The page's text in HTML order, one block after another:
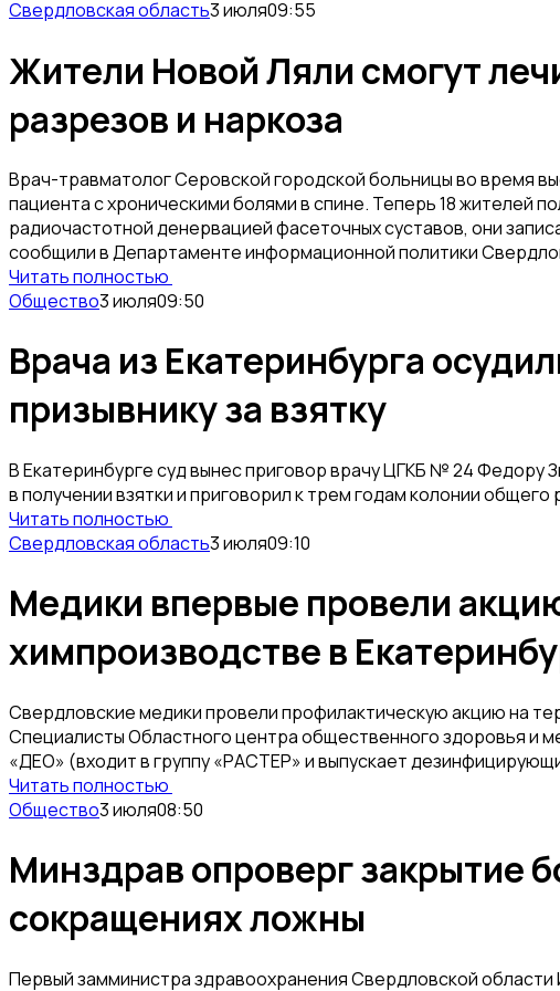
Свердловская область3 июля09:55
Жители Новой Ляли смогут
разрезов и наркоза
Врач-травматолог Серовской городской больницы во время
пациента с хроническими болями в спине. Теперь 18 жителей
радиочастотной денервацией фасеточных суставов, они
сообщили в Департаменте информационной политики
Читать полностью
Общество3 июля09:50
Врача из Екатеринбурга
призывнику за взятку
В Екатеринбурге суд вынес приговор врачу ЦГКБ № 24 Федору
в получении взятки и приговорил к трем годам колонии общего
Читать полностью
Свердловская область3 июля09:10
Медики впервые провели
химпроизводстве в
Свердловские медики провели профилактическую акцию на
Специалисты Областного центра общественного здоровья и
«ДЕО» (входит в группу «РАСТЕР» и выпускает
Читать полностью
Общество3 июля08:50
Минздрав опроверг закрытие
сокращениях ложны
Первый замминистра здравоохранения Свердловской